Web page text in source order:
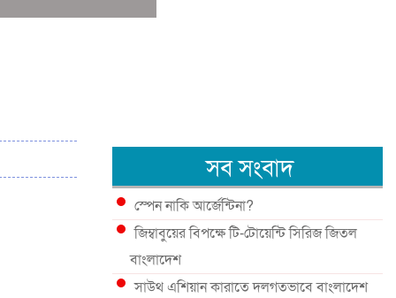
সব সংবাদ
স্পেন নাকি আর্জেন্টিনা?
জিম্বাবুয়ের বিপক্ষে টি-টোয়েন্টি সিরিজ জিতল
বাংলাদেশ
সাউথ এশিয়ান কারাতে দলগতভাবে বাংলাদেশ